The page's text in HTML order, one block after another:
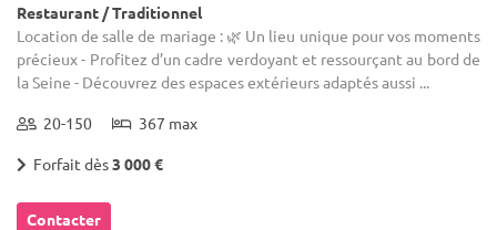
Restaurant / Traditionnel
Location de salle de mariage : 🌿 Un lieu unique pour vos moments
précieux - Profitez d’un cadre verdoyant et ressourçant au bord de
la Seine - Découvrez des espaces extérieurs adaptés aussi ...
20-150 367 max
Forfait dès3 000 €
Contacter